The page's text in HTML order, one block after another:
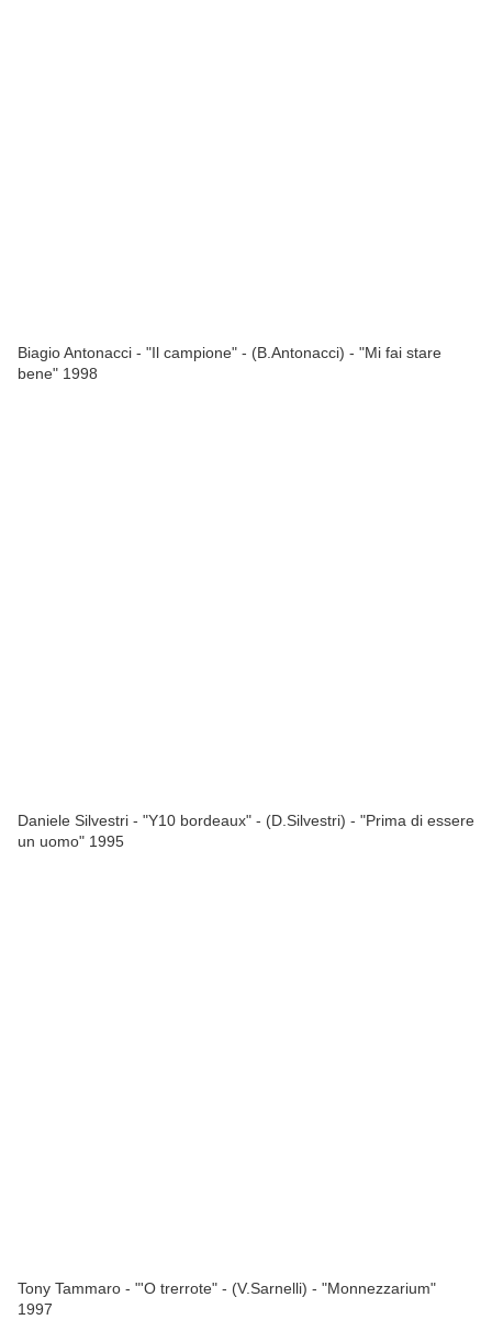
Biagio Antonacci - "Il campione" - (B.Antonacci) - "Mi fai stare
bene" 1998
Daniele Silvestri - "Y10 bordeaux" - (D.Silvestri) - "Prima di essere
un uomo" 1995
Tony Tammaro - "'O trerrote" - (V.Sarnelli) - "Monnezzarium"
1997